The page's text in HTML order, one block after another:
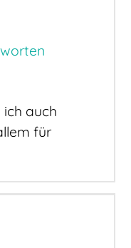
ich auch
für